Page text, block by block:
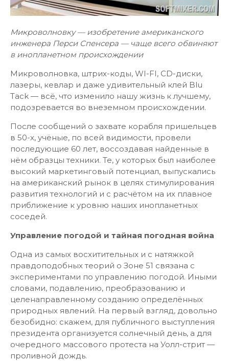
Микроволновку — изобретение американского
инженера Перси Спенсера — чаще всего обвиняют
в инопланетном происхождении
Микроволновка, штрих-коды, WI-FI, CD-диски,
лазеры, кевлар и даже удивительный клей Blu
Tack — всё, что изменило нашу жизнь к лучшему,
подозревается во внеземном происхождении.
После сообщений о захвате корабля пришельцев
в 50-х, учёные, по всей видимости, провели
последующие 60 лет, воссоздавая найденные в
нём образцы техники. Те, у которых был наиболее
высокий маркетинговый потенциал, выпускались
на американский рынок в целях стимулирования
развития технологий и с расчётом на их плавное
приближение к уровню наших инопланетных
соседей.
Управление погодой и тайная погодная война
Одна из самых восхитительных и с натяжкой
правдоподобных теорий о Зоне 51 связана с
экспериментами по управлению погодой. Иными
словами, подавлению, преобразованию и
целенаправленному созданию определённых
природных явлений. На первый взгляд, довольно
безобидно: скажем, для публичного выступления
президента организуется солнечный день, а для
очередного массового протеста на Уолл-стрит —
проливной дождь.